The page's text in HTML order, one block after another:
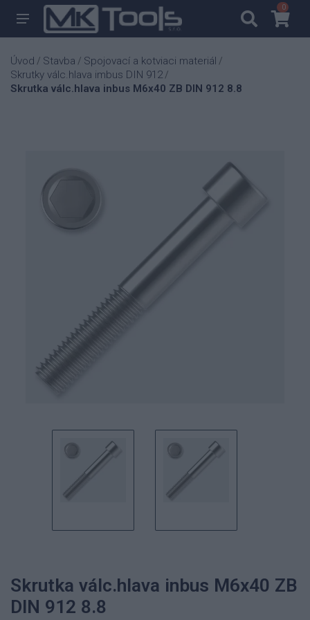
00
Úvod / Stavba / Spojovací a kotviaci materiál /
Skrutky válc.hlava imbus DIN 912 /
Skrutka válc.hlava inbus M6x40 ZB DIN 912 8.8
Skrutka válc.hlava inbus M6x40 ZB
DIN 912 8.8